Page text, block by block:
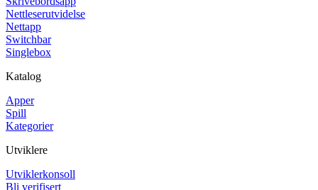
Nettleserutvidelse
Nettapp
Switchbar
Singlebox
Katalog
Apper
Spill
Kategorier
Utviklere
Utviklerkonsoll
Bli verifisert